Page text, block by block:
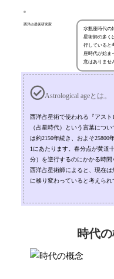
西洋占星術研究家
水瓶座時代の
星術師の多く
行していると
座時代が始ま
意はありませ
Astrological ageとは。
西洋占星術で使われる『アスト
（占星時代）という言葉につ
は約2150年続き、およそ25800
1にあたります。春分点が黄道
分）を逆行するのにかかる時
西洋占星術師によると、現在
に移り変わっていると考えられ
時代